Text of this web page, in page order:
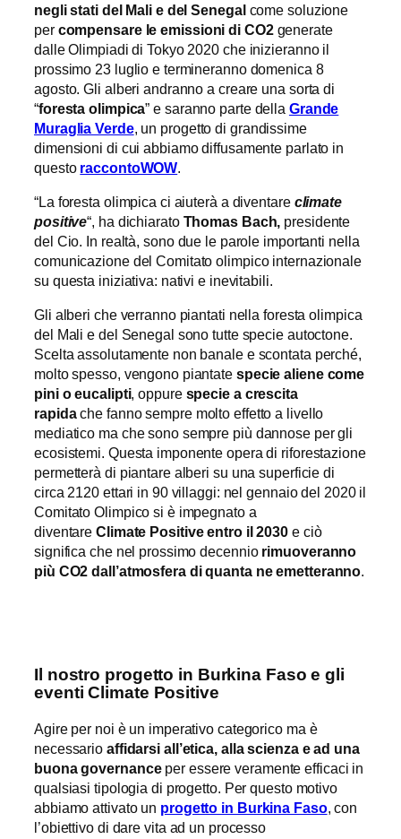
negli stati del Mali e del Senegalcome soluzione
per compensare le emissioni di CO2generate
dalle Olimpiadi di Tokyo 2020 che inizieranno il
prossimo 23 luglio e termineranno domenica 8
agosto. Gli alberi andranno a creare una sorta di
“foresta olimpica” e saranno parte della Grande
Muraglia Verde, un progetto di grandissime
dimensioni di cui abbiamo diffusamente parlato in
questo raccontoWOW.
“La foresta olimpica ci aiuterà a diventare climate
positive“, ha dichiarato Thomas Bach, presidente
del Cio. In realtà, sono due le parole importanti nella
comunicazione del Comitato olimpico internazionale
su questa iniziativa: nativi e inevitabili.
Gli alberi che verranno piantati nella foresta olimpica
del Mali e del Senegal sono tutte specie autoctone.
Scelta assolutamente non banale e scontata perché,
molto spesso, vengono piantate specie aliene come
pini o eucalipti, oppure specie a crescita
rapidache fanno sempre molto effetto a livello
mediatico ma che sono sempre più dannose per gli
ecosistemi. Questa imponente opera di riforestazione
permetterà di piantare alberi su una superficie di
circa 2120 ettari in 90 villaggi: nel gennaio del 2020 il
Comitato Olimpico si è impegnato a
diventareClimate Positive entro il 2030 e ciò
significa che nel prossimo decennio rimuoveranno
più CO2 dall’atmosfera di quanta ne emetteranno.
Il nostro progetto in Burkina Faso e gli
eventi Climate Positive
Agire per noi è un imperativo categorico ma è
necessario affidarsi all’etica, alla scienza e ad una
buona governanceper essere veramente efficaci in
qualsiasi tipologia di progetto. Per questo motivo
abbiamo attivato un progetto in Burkina Faso, con
l’obiettivo di dare vita ad un processo